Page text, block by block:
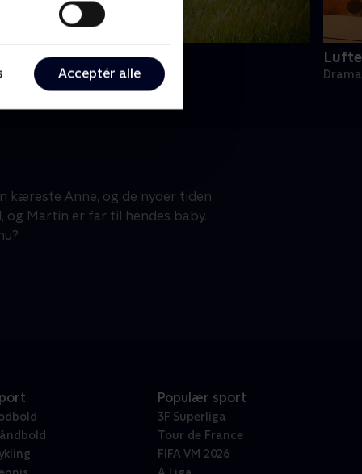
Acceptér alle
Doc Martin
• 10 sæsoner
kæreste Anne, og de nyder tiden
og Martin er far til hendes baby.
Populær sport
3F Superliga
Tour de France
FIFA VM 2026